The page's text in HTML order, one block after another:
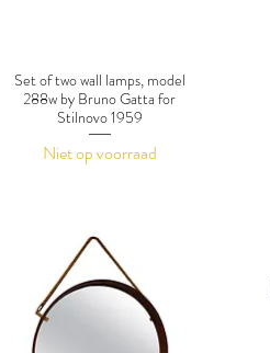
Set of two wall lamps, model
288w by Bruno Gatta for
Stilnovo 1959
Niet op voorraad